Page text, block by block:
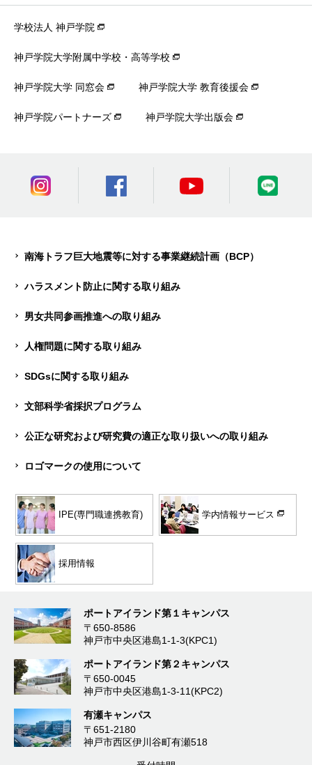
学校法人 神戸学院
神戸学院大学附属中学校・高等学校
神戸学院大学 同窓会 神戸学院大学 教育後援会
神戸学院パートナーズ 神戸学院大学出版会
南海トラフ巨大地震等に対する事業継続計画（BCP）
ハラスメント防止に関する取り組み
男女共同参画推進への取り組み
人権問題に関する取り組み
SDGsに関する取り組み
文部科学省採択プログラム
公正な研究および研究費の適正な取り扱いへの取り組み
ロゴマークの使用について
IPE(専門職連携教育) 学内情報サービス
採用情報
ポートアイランド第１キャンパス
〒650-8586
神戸市中央区港島1-1-3(KPC1)
ポートアイランド第２キャンパス
〒650-0045
神戸市中央区港島1-3-11(KPC2)
有瀬キャンパス
〒651-2180
神戸市西区伊川谷町有瀬518